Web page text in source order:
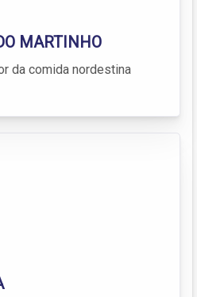
MARTINHO
da comida nordestina